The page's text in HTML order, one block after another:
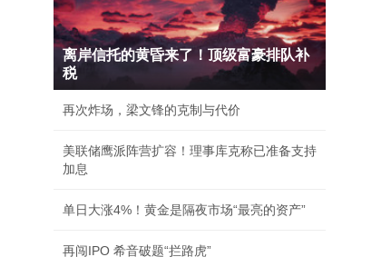
离岸信托的黄昏来了！顶级富豪排队补
税
再次炸场，梁文锋的克制与代价
美联储鹰派阵营扩容！理事库克称已准备支持
加息
单日大涨4%！黄金是隔夜市场“最亮的资产”
再闯IPO 希音破题“拦路虎”